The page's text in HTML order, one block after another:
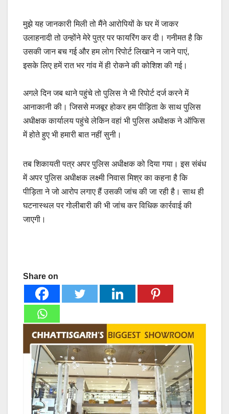
मुझे यह जानकारी मिली तो मैंने आरोपियों के घर में जाकर
उलाहनादी तो उन्होंने मेरे पुत्र पर फायरिंग कर दी। गनीमत है कि
उसकी जान बच गई और हम लोग रिपोर्ट लिखाने न जाने पाएं,
इसके लिए हमें रात भर गांव में ही रोकने की कोशिश की गई।
अगले दिन जब थाने पहुंचे तो पुलिस ने भी रिपोर्ट दर्ज करने में
आनाकानी की। जिससे मजबूर होकर हम पीड़िता के साथ पुलिस
अधीक्षक कार्यालय पहुंचे लेकिन वहां भी पुलिस अधीक्षक ने ऑफिस
में होते हुए भी हमारी बात नहीं सुनी।
तब शिकायती पत्र अपर पुलिस अधीक्षक को दिया गया। इस संबंध
में अपर पुलिस अधीक्षक लक्ष्मी निवास मिश्र का कहना है कि
पीड़िता ने जो आरोप लगाए हैं उसकी जांच की जा रही है। साथ ही
घटनास्थल पर गोलीबारी की भी जांच कर विधिक कार्रवाई की
जाएगी।
Share on